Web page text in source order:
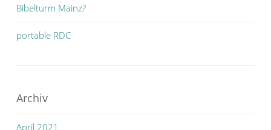
Bibelturm Mainz?
portable RDC
Archiv
April 2021